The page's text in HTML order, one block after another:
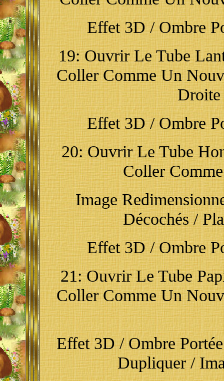
Effet 3D / Ombre
19: Ouvrir Le Tube
Coller Comme Un
Droite
Effet 3D / Ombre
20: Ouvrir Le Tube
Coller
Image
Décochés /
Effet 3D / Ombre
21: Ouvrir Le Tube
Coller Comme Un
Effet 3D / Ombre
Dupliquer /